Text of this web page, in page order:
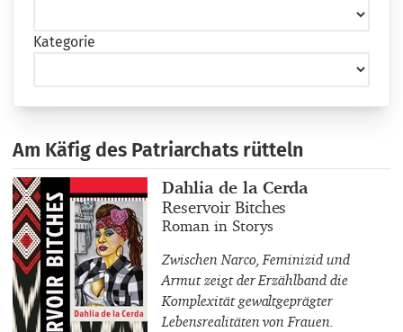
Kategorie
Am Käfig des Patriarchats rütteln
Buchautor_innen
Dahlia de la Cerda
Buchtitel
Reservoir Bitches
Buchuntertitel
Roman in Storys
Zwischen Narco, Feminizid und
Armut zeigt der Erzählband die
Komplexität gewaltgeprägter
Lebensrealitäten von Frauen.